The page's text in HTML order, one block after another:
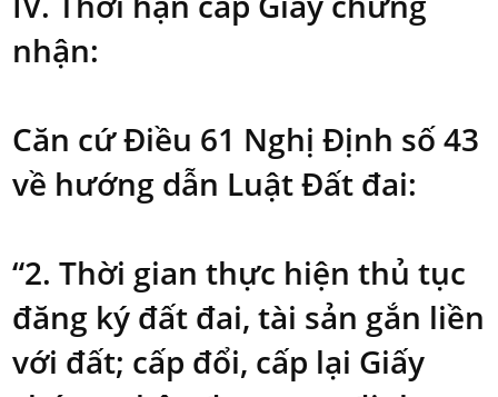
nhận:
Căn cứ Điều 61 Nghị Định số 43
về hướng dẫn Luật Đất đai:
“2. Thời gian thực hiện thủ tục
đăng ký đất đai, tài sản gắn liền
với đất; cấp đổi, cấp lại Giấy